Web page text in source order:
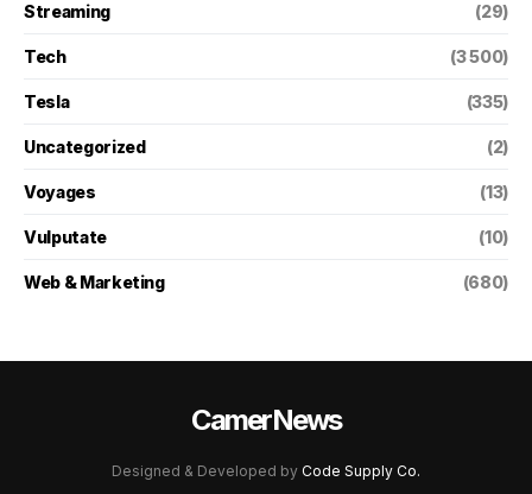
Streaming (29)
Tech (3 500)
Tesla (335)
Uncategorized (2)
Voyages (13)
Vulputate (10)
Web & Marketing (680)
CamerNews
Designed & Developed by Code Supply Co.